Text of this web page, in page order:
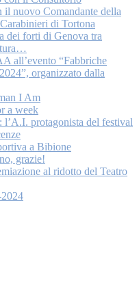
il nuovo Comandante della
di Tortona
dei forti di Genova tra
all’evento “Fabbriche
organizzato dalla
I Am
a week
l’A.I. protagonista del festival
a Bibione
grazie!
al ridotto del Teatro